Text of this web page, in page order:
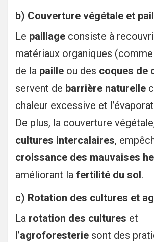
b) Couverture végétale et
Le paillage consiste à
matériaux organiques
de la paille ou des coques de
servent de barrière naturelle
chaleur excessive et
De plus, la couverture
cultures intercalaires,
croissance des mauvaises
améliorant la fertilité du sol.
c) Rotation des cultures et
La rotation des cultures et
l’agroforesterie sont des